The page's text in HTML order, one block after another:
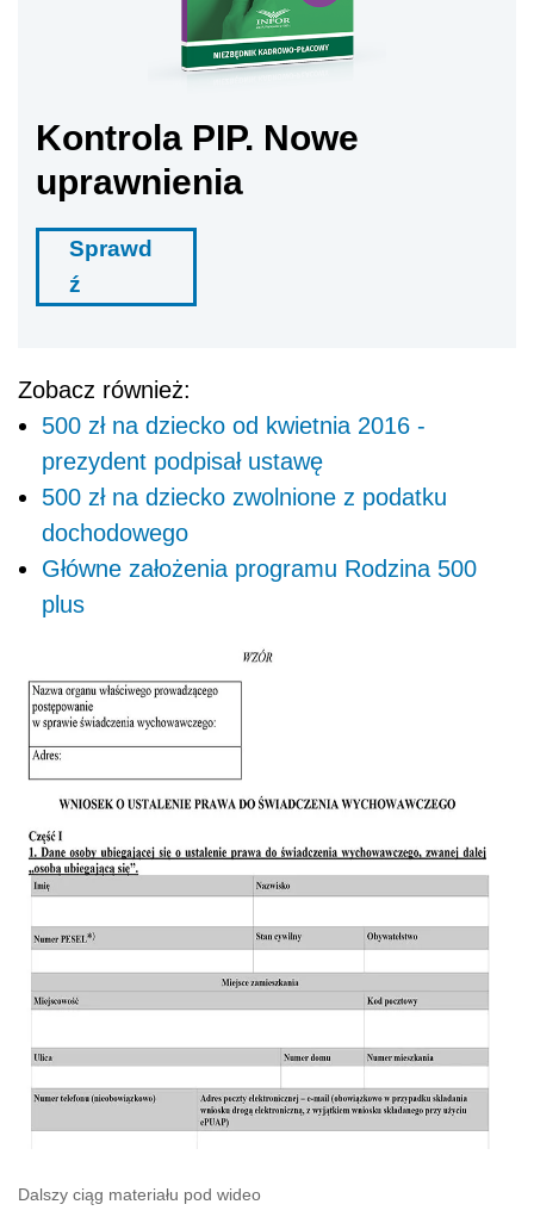
Kontrola PIP. Nowe
uprawnienia
Sprawd
ź
Zobacz również:
500 zł na dziecko od kwietnia 2016 -
prezydent podpisał ustawę
500 zł na dziecko zwolnione z podatku
dochodowego
Główne założenia programu Rodzina 500
plus
Dalszy ciąg materiału pod wideo